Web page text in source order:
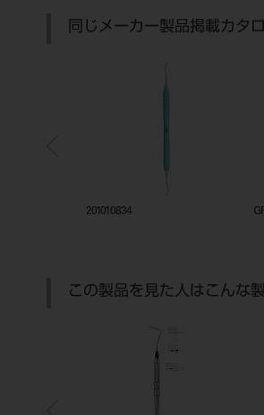
同じメーカー製品掲載カタ
201010834
この製品を見た人はこんな